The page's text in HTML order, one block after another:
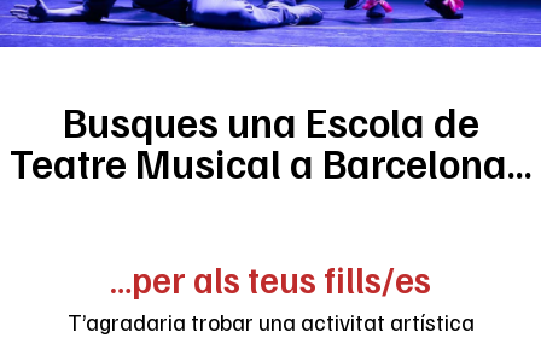
Busques una Escola de
Teatre Musical a Barcelona…
…per als teus fills/es
T’agradaria trobar una activitat artística